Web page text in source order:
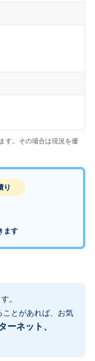
す。その場合は現況を優
り
ます
。
ことがあれば、お気
ーネット、